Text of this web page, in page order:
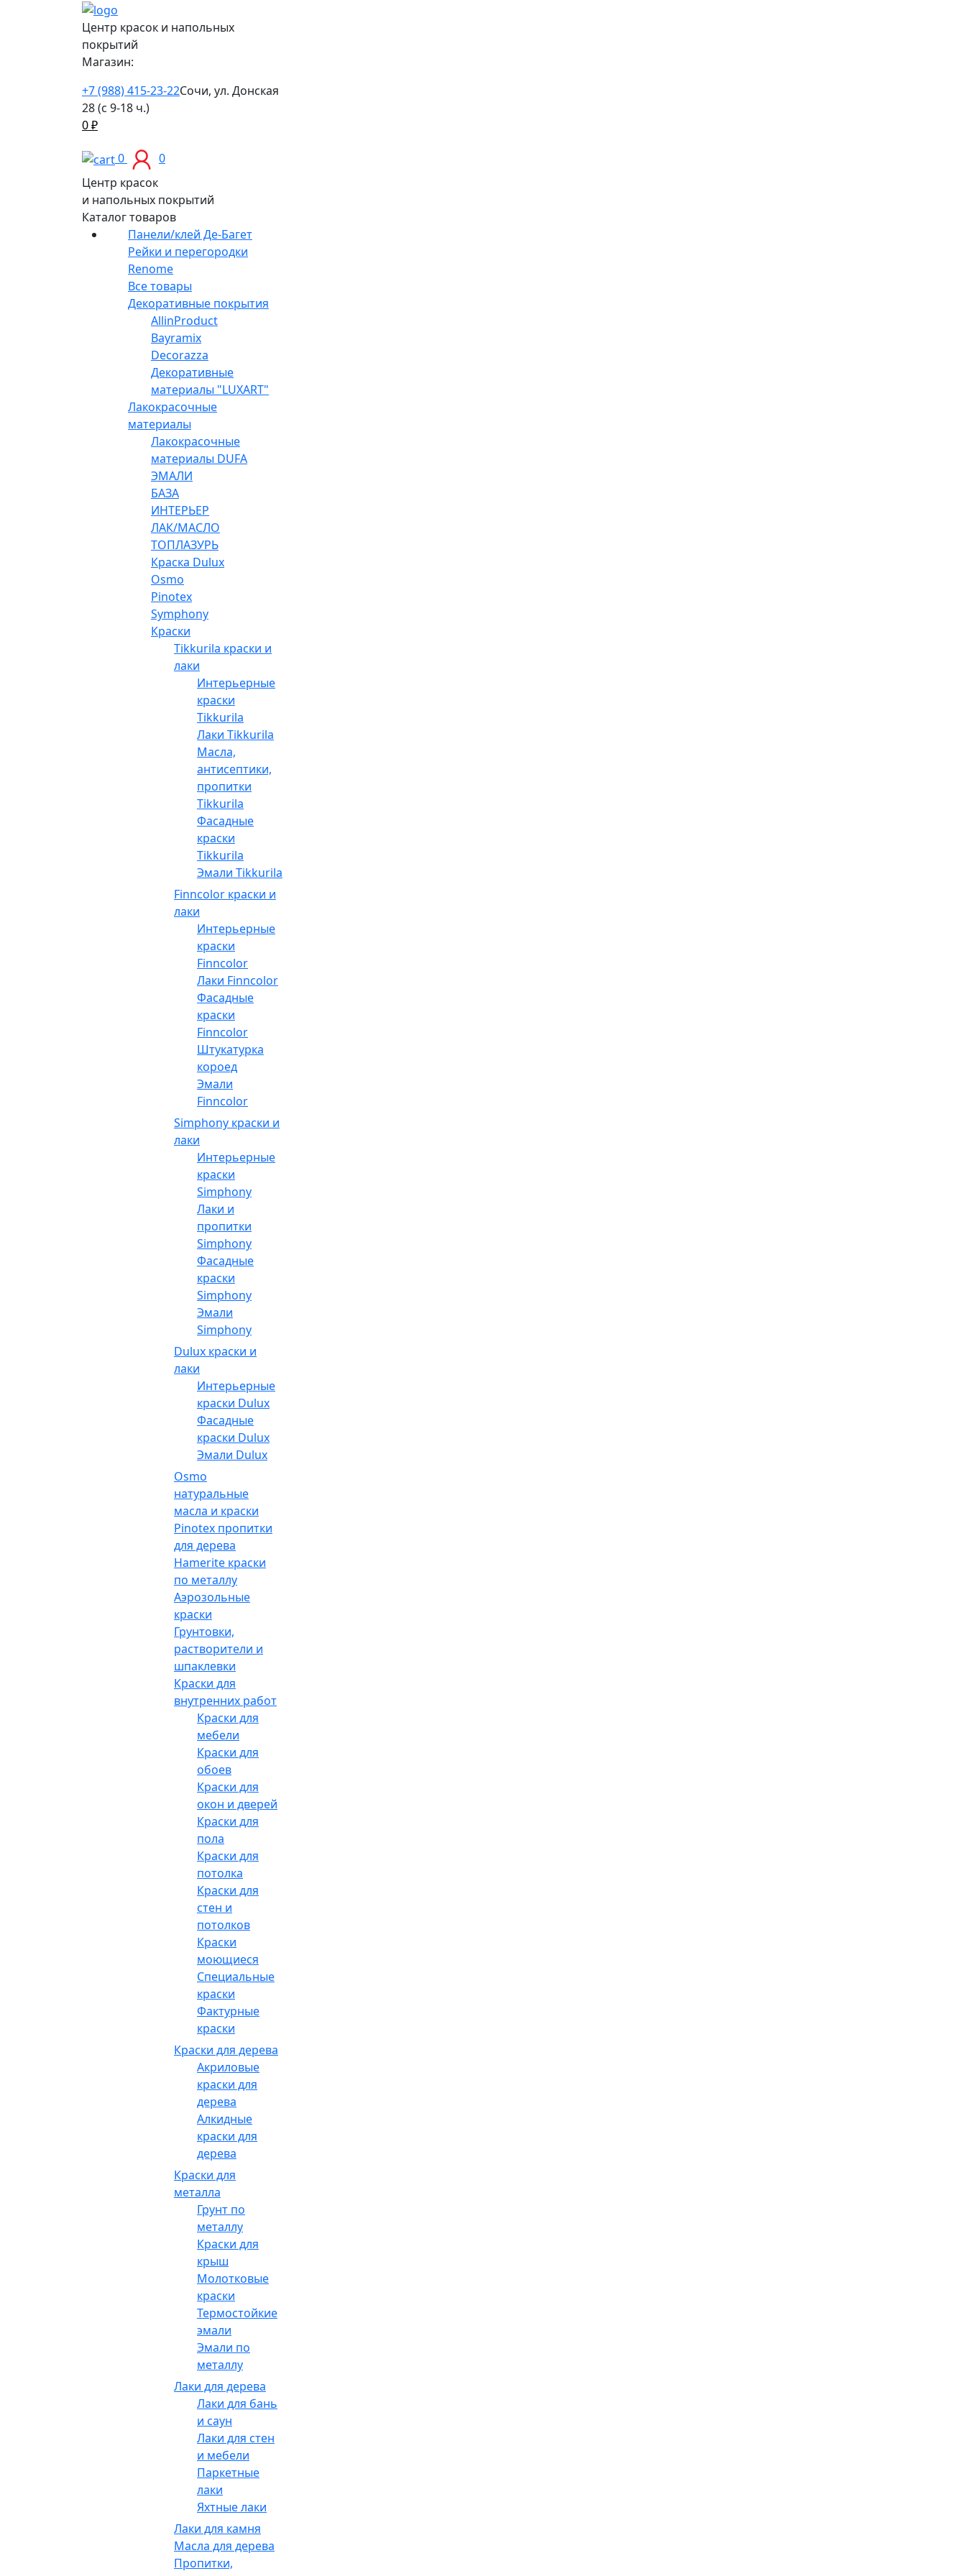
Центр красок и напольных
покрытий
Магазин:
+7 (988) 415-23-22Сочи, ул. Донская
28 (с 9-18 ч.)
0₽
0
0
Центр красок
и напольных покрытий
Каталог товаров
Панели/клей Де-Багет
Рейки и перегородки
Renome
Все товары
Декоративные покрытия
AllinProduct
Bayramix
Decorazza
Декоративные
материалы "LUXART"
Лакокрасочные
материалы
Лакокрасочные
материалы DUFA
ЭМАЛИ
БАЗА
ИНТЕРЬЕР
ЛАК/МАСЛО
ТОПЛАЗУРЬ
Краска Dulux
Osmo
Pinotex
Symphony
Краски
Tikkurila краски и
лаки
Интерьерные
краски
Tikkurila
Лаки Tikkurila
Масла,
антисептики,
пропитки
Tikkurila
Фасадные
краски
Tikkurila
Эмали Tikkurila
Finncolor краски и
лаки
Интерьерные
краски
Finncolor
Лаки Finncolor
Фасадные
краски
Finncolor
Штукатурка
короед
Эмали
Finncolor
Simphony краски и
лаки
Интерьерные
краски
Simphony
Лаки и
пропитки
Simphony
Фасадные
краски
Simphony
Эмали
Simphony
Dulux краски и
лаки
Интерьерные
краски Dulux
Фасадные
краски Dulux
Эмали Dulux
Osmo
натуральные
масла и краски
Pinotex пропитки
для дерева
Hamerite краски
по металлу
Аэрозольные
краски
Грунтовки,
растворители и
шпаклевки
Краски для
внутренних работ
Краски для
мебели
Краски для
обоев
Краски для
окон и дверей
Краски для
пола
Краски для
потолка
Краски для
стен и
потолков
Краски
моющиеся
Специальные
краски
Фактурные
краски
Краски для дерева
Акриловые
краски для
дерева
Алкидные
краски для
дерева
Краски для
металла
Грунт по
металлу
Краски для
крыш
Молотковые
краски
Термостойкие
эмали
Эмали по
металлу
Лаки для дерева
Лаки для бань
и саун
Лаки для стен
и мебели
Паркетные
лаки
Яхтные лаки
Лаки для камня
Масла для дерева
Пропитки,